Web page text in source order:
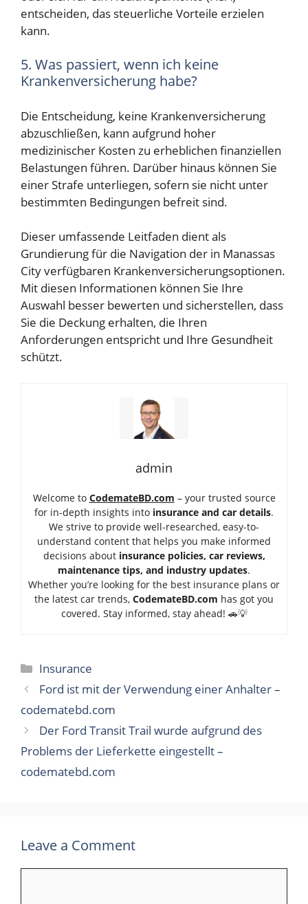
entscheiden, das steuerliche Vorteile erzielen
kann.
5. Was passiert, wenn ich keine
Krankenversicherung habe?
Die Entscheidung, keine Krankenversicherung
abzuschließen, kann aufgrund hoher
medizinischer Kosten zu erheblichen finanziellen
Belastungen führen. Darüber hinaus können Sie
einer Strafe unterliegen, sofern sie nicht unter
bestimmten Bedingungen befreit sind.
Dieser umfassende Leitfaden dient als
Grundierung für die Navigation der in Manassas
City verfügbaren Krankenversicherungsoptionen.
Mit diesen Informationen können Sie Ihre
Auswahl besser bewerten und sicherstellen, dass
Sie die Deckung erhalten, die Ihren
Anforderungen entspricht und Ihre Gesundheit
schützt.
admin
Welcome to CodemateBD.com – your trusted source
for in-depth insights into insurance and car details.
We strive to provide well-researched, easy-to-
understand content that helps you make informed
decisions about insurance policies, car reviews,
maintenance tips, and industry updates.
Whether you’re looking for the best insurance plans or
the latest car trends, CodemateBD.com has got you
covered. Stay informed, stay ahead! 🚗💡
Categories
Insurance
Ford ist mit der Verwendung einer Anhalter –
codematebd.com
Der Ford Transit Trail wurde aufgrund des
Problems der Lieferkette eingestellt –
codematebd.com
Leave a Comment